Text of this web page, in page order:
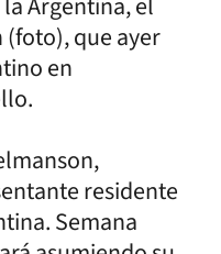
que ayer
en
residente
Semana